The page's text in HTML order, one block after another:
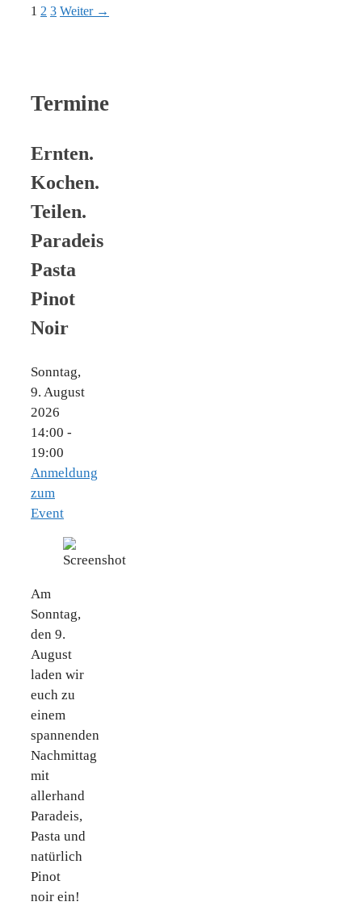
Seite
1 Seite
2 Seite
3 Weiter →
Termine
Ernten.
Kochen.
Teilen.
Paradeis
Pasta
Pinot
Noir
Sonntag,
9. August
2026
14:00 -
19:00
Anmeldung
zum
Event
Am
Sonntag,
den 9.
August
laden wir
euch zu
einem
spannenden
Nachmittag
mit
allerhand
Paradeis,
Pasta und
natürlich
Pinot
noir ein!